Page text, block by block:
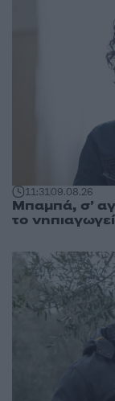
11:3109.08.26
Μπαμπά, σ’
το